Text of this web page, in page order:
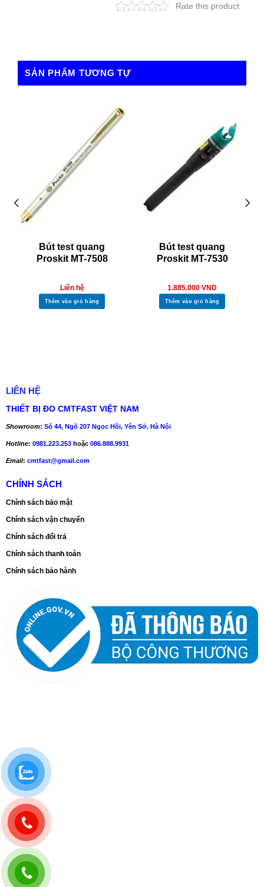
Rate this product
SẢN PHẨM TƯƠNG TỰ
Bút test quang
Proskit MT-7508
Liên hệ
Thêm vào giỏ hàng
Bút test quang
Proskit MT-7530
1.885.000 VND
Thêm vào giỏ hàng
LIÊN HỆ
THIẾT BỊ ĐO CMTFAST VIỆT NAM
Showroom: Số 44, Ngõ 207 Ngọc Hồi, Yên Sở, Hà Nội
Hotline: 0981.223.253 hoặc086.888.9931
Email: cmtfast@gmail.com
CHÍNH SÁCH
Chính sách bảo mật
Chính sách vận chuyển
Chính sách đổi trả
Chính sách thanh toán
Chính sách bảo hành